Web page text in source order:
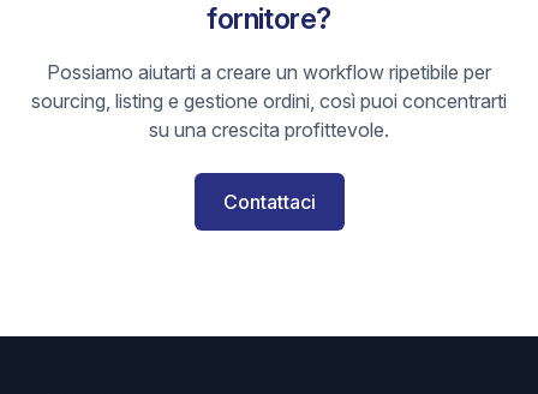
fornitore?
Possiamo aiutarti a creare un workflow ripetibile per
sourcing, listing e gestione ordini, così puoi concentrarti
su una crescita profittevole.
Contattaci